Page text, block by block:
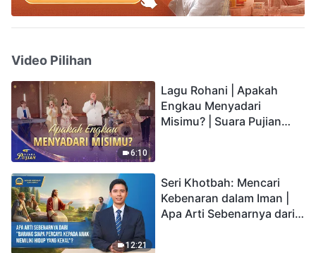
Video Pilihan
6:10
Lagu Rohani | Apakah
Engkau Menyadari
Misimu? | Suara Pujian
12:21
Seri Khotbah: Mencari
Kebenaran dalam Iman |
Apa Arti Sebenarnya dari